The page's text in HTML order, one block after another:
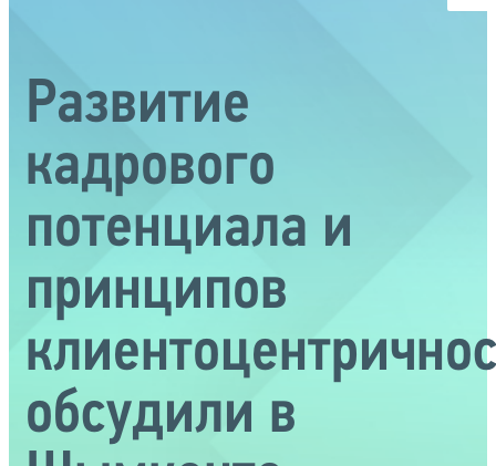
Развитие
кадрового
потенциала и
принципов
обсудили в